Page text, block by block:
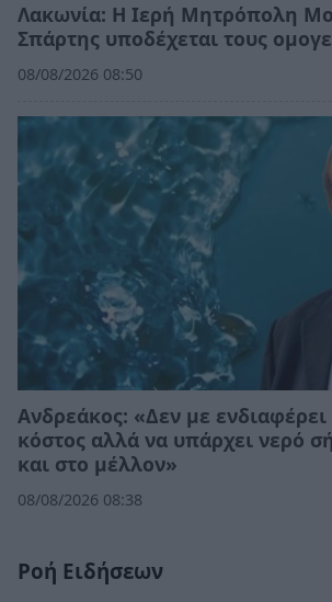
Λακωνία: Η Ιερή Μητρόπολη
Σπάρτης υποδέχεται τους
08/08/2026 08:50
Ανδρεάκος: «Δεν με ενδιαφέρει
κόστος αλλά να υπάρχει νερό
και στο μέλλον»
08/08/2026 08:38
Ροή Ειδήσεων